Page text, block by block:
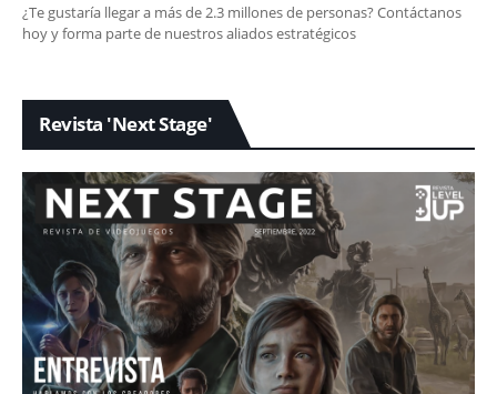
¿Te gustaría llegar a más de 2.3 millones de personas? Contáctanos
hoy y forma parte de nuestros aliados estratégicos
Revista 'Next Stage'